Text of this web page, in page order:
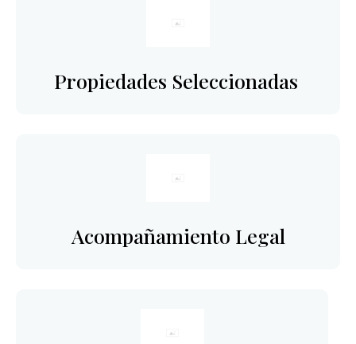
Propiedades Seleccionadas
Acompañamiento Legal